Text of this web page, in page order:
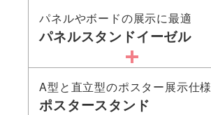
パネルやボードの展示に最適
パネルスタンドイーゼル
A型と直立型のポスター展示仕様
ポスタースタンド